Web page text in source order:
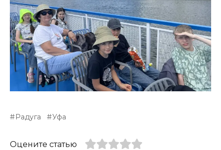
Радуга Уфа
Оцените статью